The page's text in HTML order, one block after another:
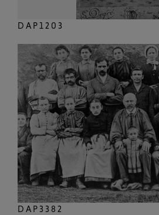
DAP1203
DAP3382